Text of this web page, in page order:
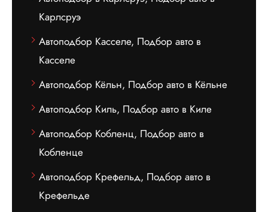
Карлсруэ
Автоподбор Касселе, Подбор авто в
Касселе
Автоподбор Кёльн, Подбор авто в Кёльне
Автоподбор Киль, Подбор авто в Киле
Автоподбор Кобленц, Подбор авто в
Кобленце
Автоподбор Крефельд, Подбор авто в
Крефельде